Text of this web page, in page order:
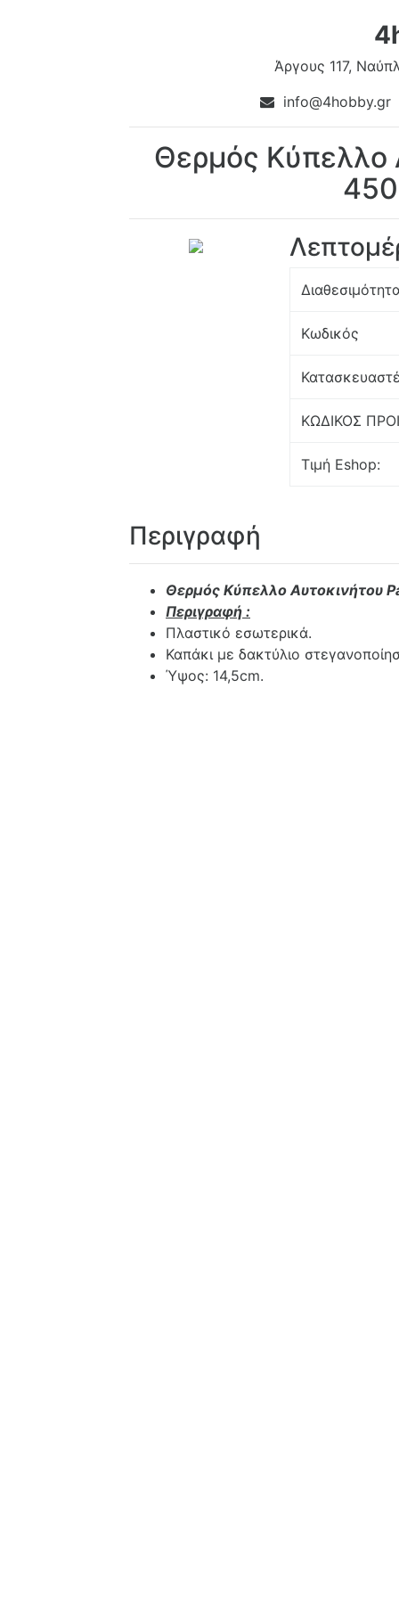
Άργους 117,
info@4hobby.gr
Θερμός Κύπελλο
Κωδικός
ΚΩΔΙΚΟΣ
Τιμή Eshop:
Περιγραφή
Θερμός Κύπελλο Αυτοκινήτου
Περιγραφή :
Πλαστικό εσωτερικά.
Καπάκι με δακτύλιο
Ύψος: 14,5cm.